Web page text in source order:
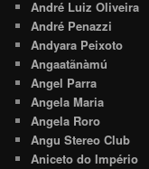
André Luiz Oliveira
André Penazzi
Andyara Peixoto
Angaatãnàmú
Angel Parra
Angela Maria
Angela Roro
Angu Stereo Club
Aniceto do Império